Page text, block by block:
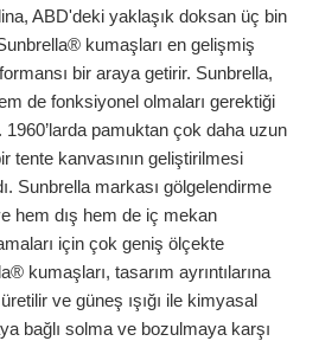
ABD'deki yaklaşık doksan üç bin
kumaşları en gelişmiş
bir araya getirir. Sunbrella,
de fonksiyonel olmaları gerektiği
pamuktan çok daha uzun
tente kanvasının geliştirilmesi
Sunbrella markası gölgelendirme
hem dış hem de iç mekan
için çok geniş ölçekte
kumaşları, tasarım ayrıntılarına
ve güneş ışığı ile kimyasal
bağlı solma ve bozulmaya karşı